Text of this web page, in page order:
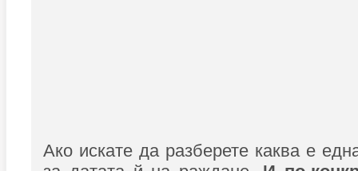
Ако искате да разберете каква е